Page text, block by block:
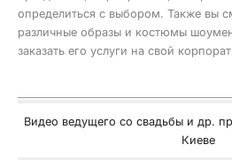
определиться с выбором. Также вы
различные образы и костюмы
заказать его услуги на свой
Видео ведущего со свадьбы и др.
Киеве